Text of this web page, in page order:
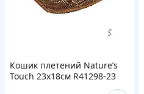
Кошик плетений Nature’s
Touch 23х18см R41298-23